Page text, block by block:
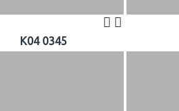
K04 0345